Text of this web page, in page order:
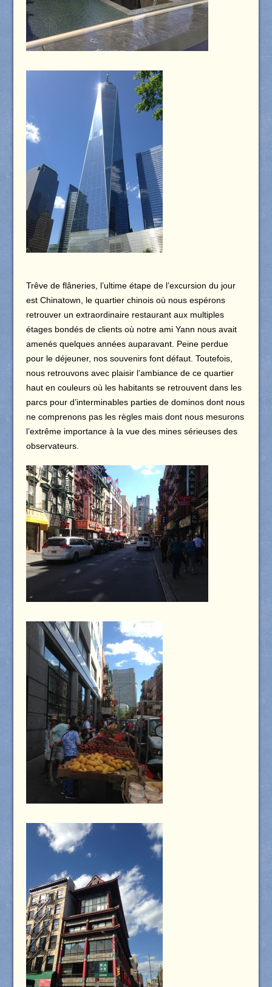
Trêve de flâneries, l’ultime étape de l’excursion du jour
est Chinatown, le quartier chinois où nous espérons
retrouver un extraordinaire restaurant aux multiples
étages bondés de clients où notre ami Yann nous avait
amenés quelques années auparavant. Peine perdue
pour le déjeuner, nos souvenirs font défaut. Toutefois,
nous retrouvons avec plaisir l’ambiance de ce quartier
haut en couleurs où les habitants se retrouvent dans les
parcs pour d’interminables parties de dominos dont nous
ne comprenons pas les règles mais dont nous mesurons
l’extrême importance à la vue des mines sérieuses des
observateurs.